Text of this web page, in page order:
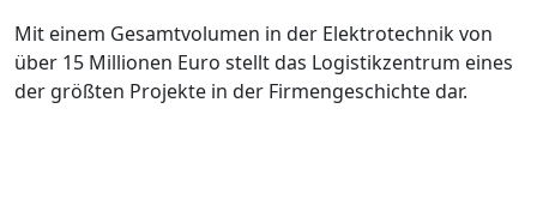
Mit einem Gesamtvolumen in der Elektrotechnik von
über 15 Millionen Euro stellt das Logistikzentrum eines
der größten Projekte in der Firmengeschichte dar.